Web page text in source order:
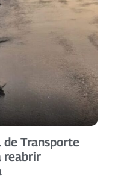
Transporte
reabrir